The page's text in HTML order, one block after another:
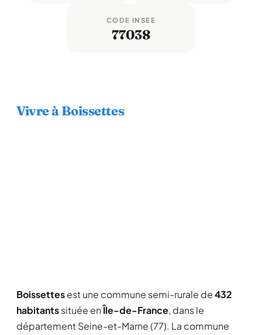
CODE INSEE
77038
Vivre à Boissettes
Boissettesest une commune semi-rurale de432
habitantssituée enÎle-de-France, dans le
département Seine-et-Marne (77). La commune